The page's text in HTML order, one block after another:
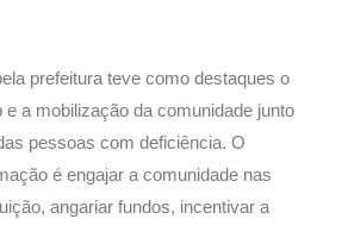
prefeitura teve como destaques o
e a mobilização da comunidade junto
pessoas com deficiência. O
é engajar a comunidade nas
angariar fundos, incentivar a